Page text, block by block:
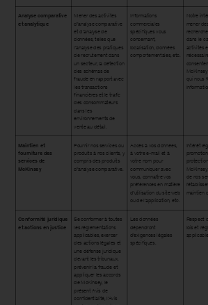
Analyse comparative
et analytique
Mener des activités
d’analyse comparative
et d’analyse de
données, telles que
l’analyse des pratiques
de recrutement dans
un secteur, la détection
des schémas de
fraude en rapport avec
les transactions
financières et le trafic
des consommateurs
dans les
environnements de
vente au détail.
Informations
commerciales
spécifiques vous
concernant,
localisation, données
comportementales, etc.
Notre
mener
dans le
activités
qui nous
Maintien et
fourniture des
services de
McKinsey
Fournir nos services ou
produits à nos clients, y
compris des produits
d’analyse comparative.
Accès à vos données,
à votre e-mail et à
votre nom pour
communiquer avec
vous, connaître vos
préférences en matière
d’utilisation du site web
ou de l’application, etc.
Intérêt
de nos
maintien
Conformité juridique
et actions en justice
Se conformer à toutes
les réglementations
applicables, exercer
des actions légales et
une défense juridique
devant les tribunaux,
prévenir la fraude et
appliquer les accords
de McKinsey, le
présent Avis de
confidentialité, l’Avis
Les données
dépendront
d’exigences légales
spécifiques.
Respect
lois et